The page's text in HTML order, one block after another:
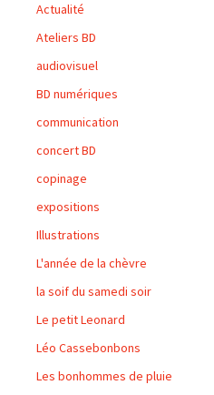
Actualité
Ateliers BD
audiovisuel
BD numériques
communication
concert BD
copinage
expositions
Illustrations
L'année de la chèvre
la soif du samedi soir
Le petit Leonard
Léo Cassebonbons
Les bonhommes de pluie